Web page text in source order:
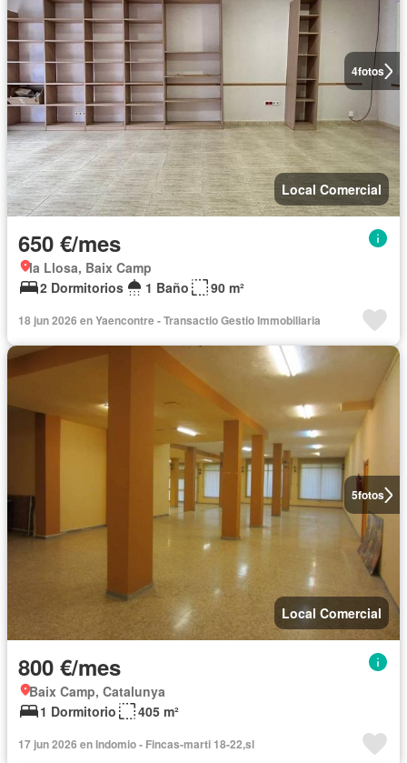
4fotos
Local Comercial
650 €/mes
la Llosa, Baix Camp
2 Dormitorios
1 Baño 90 m²
18 jun 2026 en Yaencontre - Transactio Gestio Immobiliaria
5fotos
Local Comercial
800 €/mes
Baix Camp, Catalunya
1 Dormitorio
405 m²
17 jun 2026 en Indomio - Fincas-marti 18-22,sl